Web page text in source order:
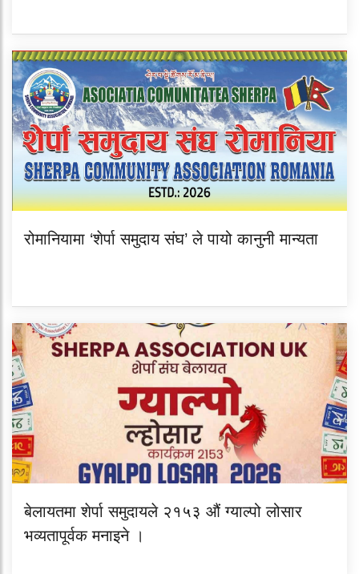
रोमानियामा ‘शेर्पा समुदाय संघ’ ले पायो कानुनी मान्यता
बेलायतमा शेर्पा समुदायले २१५३ औं ग्याल्पो लोसार
भव्यतापूर्वक मनाइने ।